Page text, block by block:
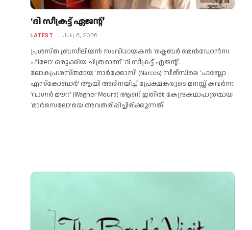
‘ദി സീക്രട്ട് ഏജന്റ്’
LATEST July 6, 2026
പ്രശസ്ത ബ്രസീലിയൻ സംവിധായകൻ ‘ക്ലെബർ മെൻഡോൻസ
ഫിലോ’ ഒരുക്കിയ ചിത്രമാണ് ‘ദി സീക്രട്ട് ഏജന്റ്’.
ലോകപ്രശസ്തമായ ‘നാർക്കോസ്’ (Narcos) സീരീസിലെ ‘പാബ്ലോ
എസ്കോബാർ’ ആയി അഭിനയിച്ച് പ്രേക്ഷകരുടെ മനസ്സ് കവർന്ന
‘വാഗ്നർ മൗറ’ (Wagner Moura) ആണ് ഇതിൽ കേന്ദ്രകഥാപാത്രമായ
‘മാർസെലോ’യെ അവതരിപ്പിച്ചിരിക്കുന്നത്.